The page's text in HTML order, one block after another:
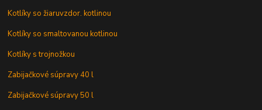
Kotlíky so žiaruvzdor. kotlinou
Kotlíky so smaltovanou kotlinou
Kotlíky s trojnožkou
Zabijačkové súpravy 40 l
Zabijačkové súpravy 50 l